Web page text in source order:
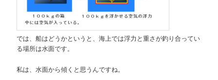
では、船はどうかというと、海上では浮力と重さが釣り合ってい
る場所は水面です。
私は、水面から傾くと思うんですね。